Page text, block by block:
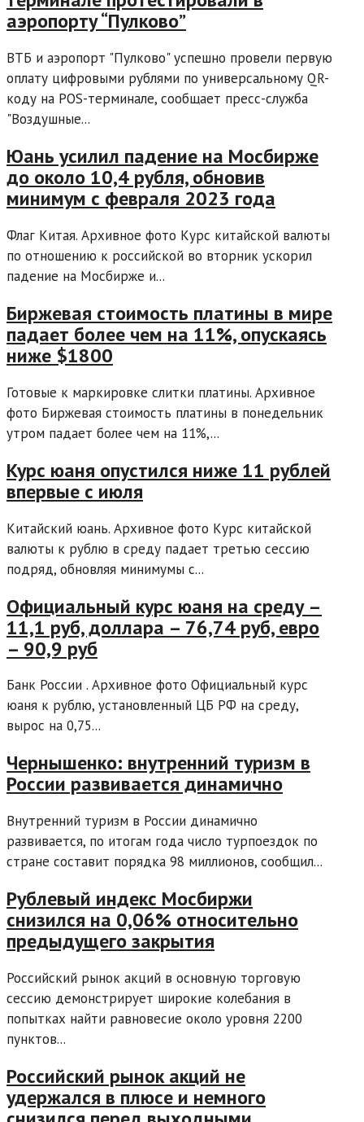
аэропорту “Пулково”
ВТБ и аэропорт "Пулково" успешно провели первую
оплату цифровыми рублями по универсальному QR-
коду на POS-терминале, сообщает пресс-служба
"Воздушные...
Юань усилил падение на Мосбирже
до около 10,4 рубля, обновив
минимум с февраля 2023 года
Флаг Китая. Архивное фото Курс китайской валюты
по отношению к российской во вторник ускорил
падение на Мосбирже и...
Биржевая стоимость платины в мире
падает более чем на 11%, опускаясь
ниже $1800
Готовые к маркировке слитки платины. Архивное
фото Биржевая стоимость платины в понедельник
утром падает более чем на 11%,...
Курс юаня опустился ниже 11 рублей
впервые с июля
Китайский юань. Архивное фото Курс китайской
валюты к рублю в среду падает третью сессию
подряд, обновляя минимумы с...
Официальный курс юаня на среду –
11,1 руб, доллара – 76,74 руб, евро
– 90,9 руб
Банк России . Архивное фото Официальный курс
юаня к рублю, установленный ЦБ РФ на среду,
вырос на 0,75...
Чернышенко: внутренний туризм в
России развивается динамично
Внутренний туризм в России динамично
развивается, по итогам года число турпоездок по
стране составит порядка 98 миллионов, сообщил...
Рублевый индекс Мосбиржи
снизился на 0,06% относительно
предыдущего закрытия
Российский рынок акций в основную торговую
сессию демонстрирует широкие колебания в
попытках найти равновесие около уровня 2200
пунктов...
Российский рынок акций не
удержался в плюсе и немного